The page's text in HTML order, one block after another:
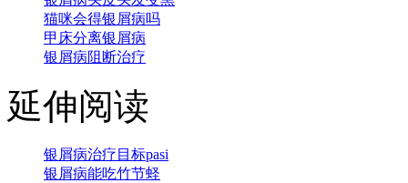
猫咪会得银屑病吗
甲床分离银屑病
银屑病阻断治疗
延伸阅读
银屑病治疗目标pasi
银屑病能吃竹节蛏